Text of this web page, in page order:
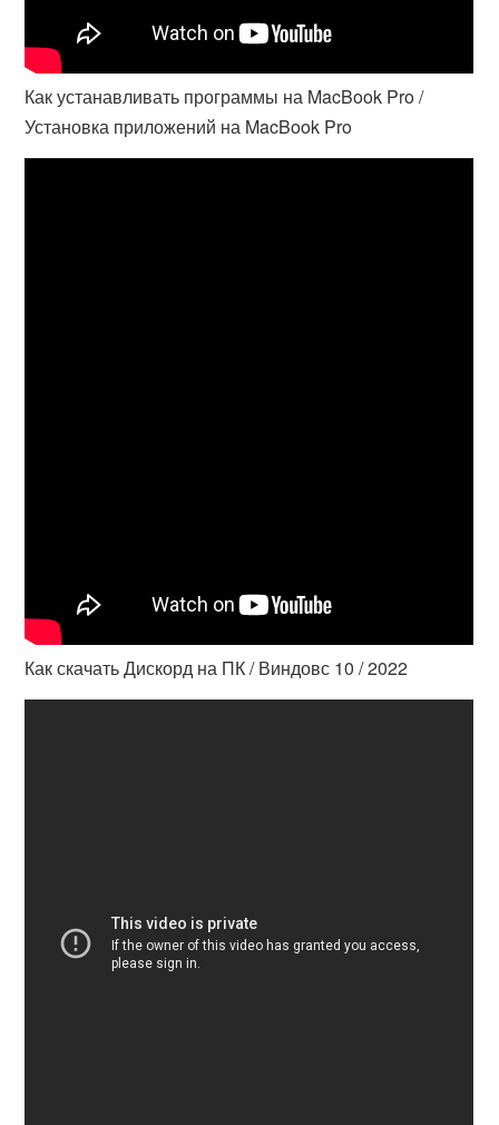
Как устанавливать программы на MacBook Pro /
Установка приложений на MacBook Pro
Как скачать Дискорд на ПК / Виндовс 10 / 2022